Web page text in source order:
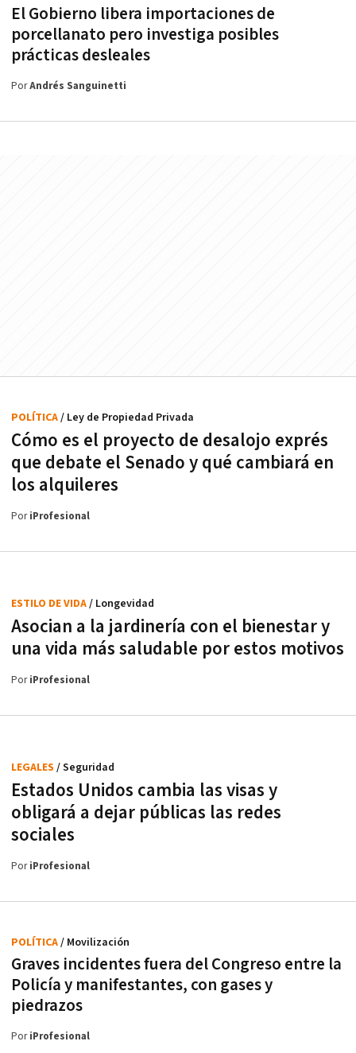
El Gobierno libera importaciones de
porcellanato pero investiga posibles
prácticas desleales
PorAndrés Sanguinetti
Cómo es el proyecto de desalojo exprés
que debate el Senado y qué cambiará en
los alquileres
POLÍTICA/ Ley de Propiedad Privada
PoriProfesional
Asocian a la jardinería con el bienestar y
una vida más saludable por estos motivos
ESTILO DE VIDA/ Longevidad
PoriProfesional
Estados Unidos cambia las visas y
obligará a dejar públicas las redes
sociales
LEGALES / Seguridad
PoriProfesional
Graves incidentes fuera del Congreso entre la
Policía y manifestantes, con gases y
piedrazos
POLÍTICA/ Movilización
PoriProfesional